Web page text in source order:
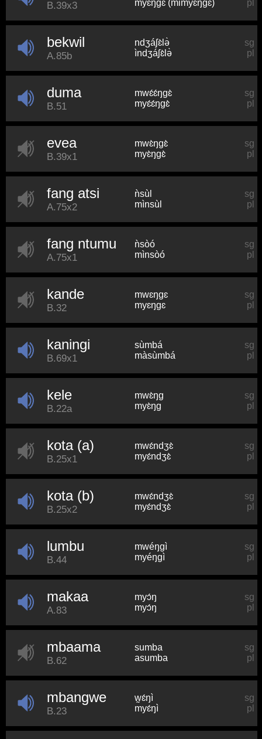
B.39x3 myɛŋɡɛ (mimyɛŋɡɛ) pl
bekwil
A.85b
ndʒáʃɛ̀lə̀
sg
ìndʒáʃɛ̀lə̀
pl
duma
B.51
mwɛ́ɛ́ŋɡɛ̀
sg
myɛ́ɛ́ŋɡɛ̀
pl
evea
B.39x1
mwɛ̀ŋɡɛ̀
sg
myɛ̀ŋɡɛ̀
pl
fang atsi
A.75x2
ǹsùl
sg
mìnsùl
pl
fang ntumu
A.75x1
ǹsòó
sg
mìnsòó
pl
kande
B.32
mwɛŋɡɛ
sg
myɛŋɡɛ
pl
kaningi
B.69x1
sùmbá
sg
màsùmbá
pl
kele
B.22a
mwɛ̀ŋɡ
sg
myɛ̀ŋɡ
pl
kota (a)
B.25x1
mwɛ́ndʒɛ̀
sg
myɛ́ndʒɛ̀
pl
kota (b)
B.25x2
mwɛ́ndʒɛ̀
sg
myɛ́ndʒɛ̀
pl
lumbu
B.44
mwéŋɡì
sg
myéŋɡì
pl
makaa
A.83
myɔ́ŋ
sg
myɔ́ŋ
pl
mbaama
B.62
sumba
sg
asumba
pl
mbangwe
B.23
w̰ɛ́ŋì
sg
myɛ́ŋì
pl